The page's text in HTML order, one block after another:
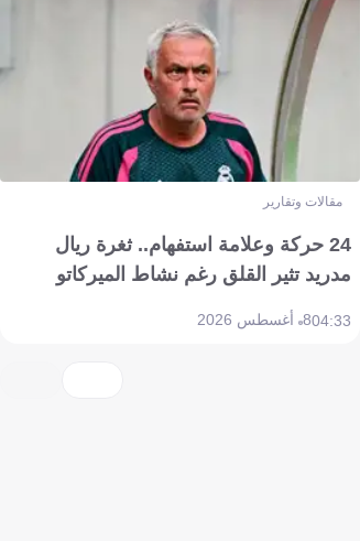
مقالات وتقارير
24 حركة وعلامة استفهام.. ثغرة ريال
مدريد تثير القلق رغم نشاط الميركاتو
04:338 أغسطس 2026